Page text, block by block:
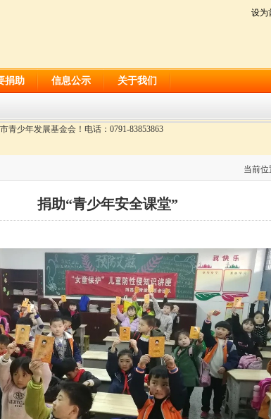
设为
捐助 信息公示 关于我们
青少年发展基金会！电话：0791-83853863
当前位
捐助“青少年安全课堂”